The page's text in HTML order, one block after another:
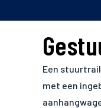
Een
met een